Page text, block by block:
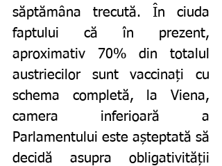
săptămâna trecută. În ciuda
faptului că în prezent,
aproximativ 70% din totalul
austriecilor sunt vaccinați cu
schema completă, la Viena,
camera inferioară a
Parlamentului este așteptată să
decidă asupra obligativității